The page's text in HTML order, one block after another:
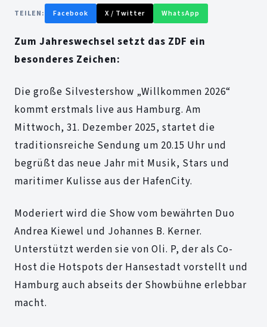
TEILEN: Facebook X / Twitter WhatsApp
Zum Jahreswechsel setzt das ZDF ein
besonderes Zeichen:
Die große Silvestershow „Willkommen 2026“
kommt erstmals live aus Hamburg. Am
Mittwoch, 31. Dezember 2025, startet die
traditionsreiche Sendung um 20.15 Uhr und
begrüßt das neue Jahr mit Musik, Stars und
maritimer Kulisse aus der HafenCity.
Moderiert wird die Show vom bewährten Duo
Andrea Kiewel und Johannes B. Kerner.
Unterstützt werden sie von Oli. P, der als Co-
Host die Hotspots der Hansestadt vorstellt und
Hamburg auch abseits der Showbühne erlebbar
macht.